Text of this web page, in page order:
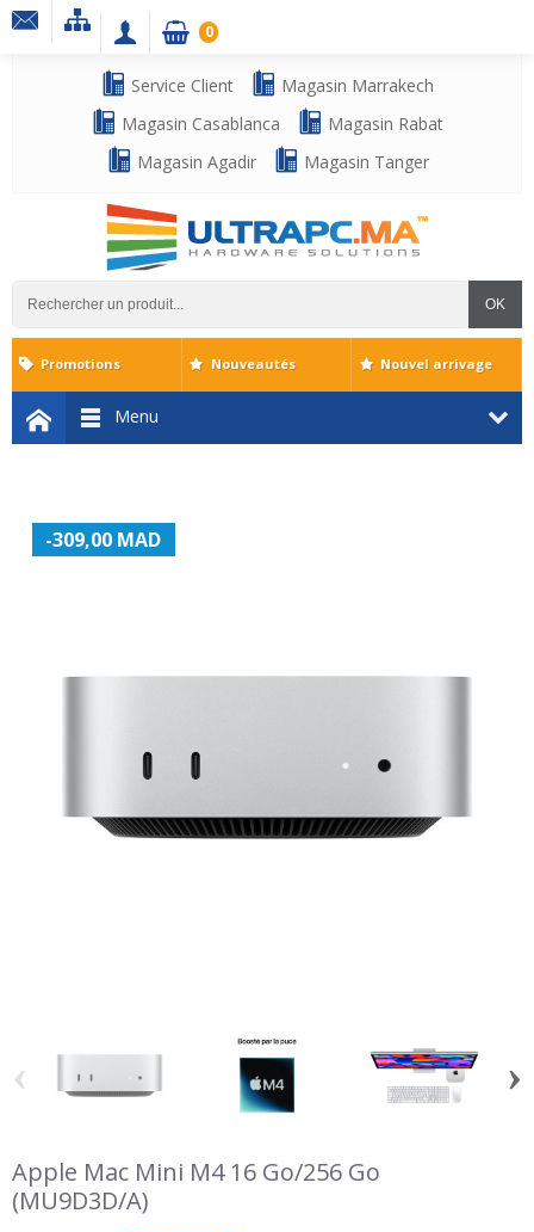
Service Client
Magasin Marrakech
Magasin Casablanca
Magasin Rabat
Magasin Agadir
Magasin Tanger
OK
0
Menu
Promotions Nouveautés Nouvel arrivage
-309,00 MAD
‹ ›
Apple Mac Mini M4 16 Go/256 Go
(MU9D3D/A)